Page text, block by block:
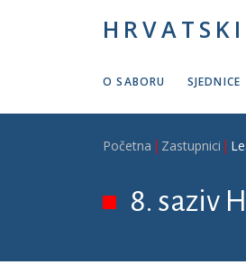
O SABORU SJEDNICE
Početna Zastupnici
8. saziv